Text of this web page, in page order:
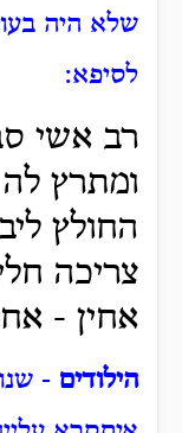
שלא היה
לסיפא:
רב אשי
ומתרץ
החולץ
צריכה
אחין -
הילודים -